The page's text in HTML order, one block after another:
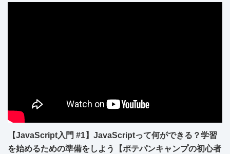
【JavaScript入門 #1】JavaScriptって何ができる？学習
を始めるための準備をしよう【ポテパンキャンプの初心者